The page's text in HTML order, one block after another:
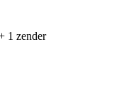
1 zender